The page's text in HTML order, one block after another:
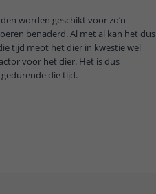
worden geschikt voor zo’n
benaderd. Al met al kan het dus
tijd meot het dier in kwestie wel
voor het dier. Het is dus
die tijd.